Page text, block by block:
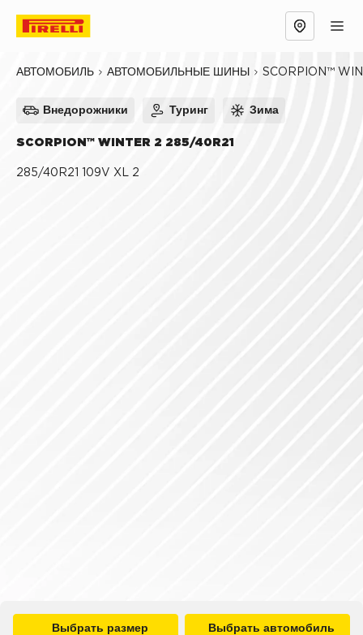
АВТОМОБИЛЬ АВТОМОБИЛЬНЫЕ ШИНЫ SCORPION™
Внедорожники Туринг Зима
SCORPION™ WINTER 2 285/40R21
285/40R21 109V XL 2
Выбрать размер Выбрать автомобиль